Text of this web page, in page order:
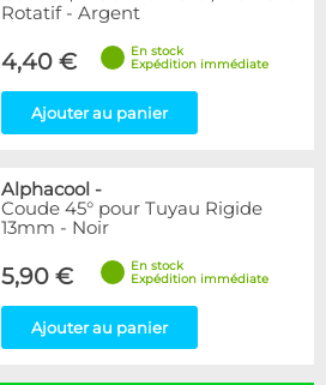
Rotatif - Argent
4,40 €
En stock
Expédition immédiate
Ajouter au panier
Alphacool -
Coude 45° pour Tuyau Rigide
13mm - Noir
5,90 €
En stock
Expédition immédiate
Ajouter au panier